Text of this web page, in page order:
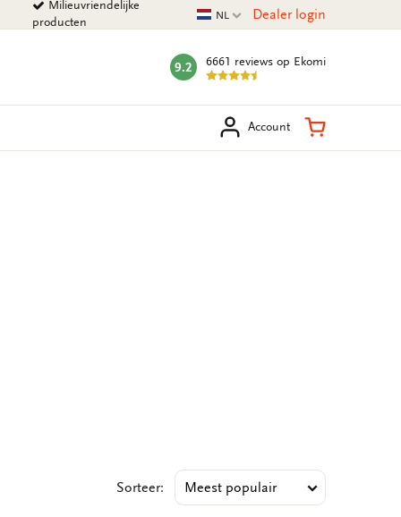
Milieuvriendelijke
producten
Huidige taal
NL Dealer login
mark:
9.2 6661 reviews op Ekomi
Account Winkelmand
Sorteer: